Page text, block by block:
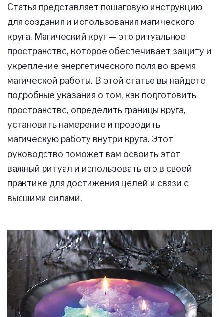
Статья представляет пошаговую инструкцию
для создания и использования магического
круга. Магический круг — это ритуальное
пространство, которое обеспечивает защиту и
укрепление энергетического поля во время
магической работы. В этой статье вы найдете
подробные указания о том, как подготовить
пространство, определить границы круга,
установить намерение и проводить
магическую работу внутри круга. Этот
руководство поможет вам освоить этот
важный ритуал и использовать его в своей
практике для достижения целей и связи с
высшими силами.